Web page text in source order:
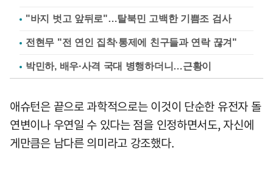
"바지 벗고 앞뒤로"…탈북민 고백한 기쁨조 검사
전현무 "전 연인 집착·통제에 친구들과 연락 끊겨"
박민하, 배우·사격 국대 병행하더니…근황이
애슈턴은 끝으로 과학적으로는 이것이 단순한 유전자 돌
연변이나 우연일 수 있다는 점을 인정하면서도, 자신에
게만큼은 남다른 의미라고 강조했다.